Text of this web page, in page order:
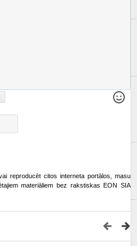
reproducēt citos interneta portālos, masu
materiāliem bez rakstiskas EON SIA